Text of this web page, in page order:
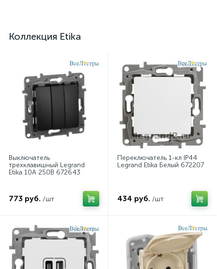
Коллекция Etika
Выключатель
трехклавишный Legrand
Etika 10А 250В 672643
773 руб. /шт
Переключатель 1-кл IP44
Legrand Etika Белый 672207
434 руб. /шт